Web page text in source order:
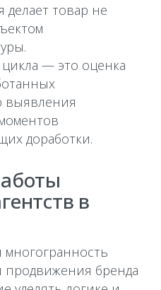
делает товар не
— это оценка
выявления
доработки.
в
продвижения бренда